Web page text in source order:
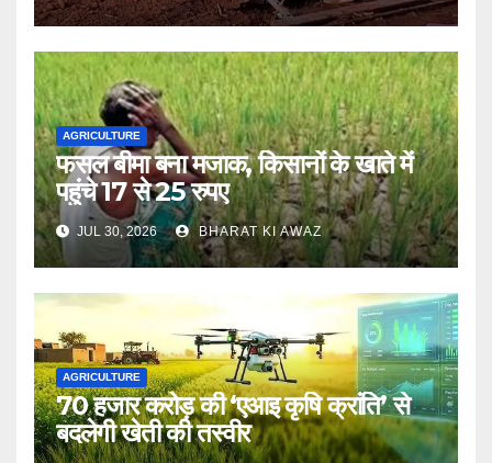
AGRICULTURE
फसल बीमा बना मजाक, किसानों के खाते में
पहुंचे 17 से 25 रुपए
JUL 30, 2026 BHARAT KI AWAZ
AGRICULTURE
70 हजार करोड़ की ‘एआइ कृषि क्रांति’ से
बदलेगी खेती की तस्वीर